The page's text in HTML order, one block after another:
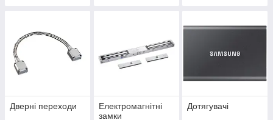
Дверні переходи
Електромагнітні
замки
Дотягувачі